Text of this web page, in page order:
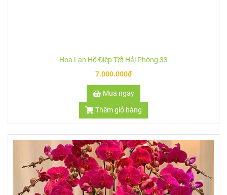
Mua ngay
Thêm giỏ hàng